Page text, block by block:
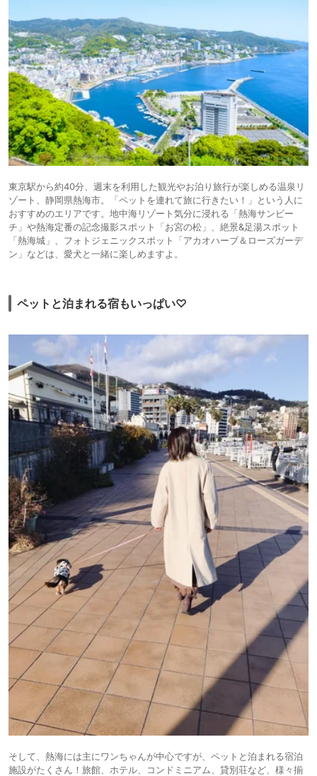
東京駅から約40分、週末を利用した観光やお泊り旅行が楽しめる温泉リ
ゾート、静岡県熱海市。「ペットを連れて旅に行きたい！」という人に
おすすめのエリアです。地中海リゾート気分に浸れる「熱海サンビー
チ」や熱海定番の記念撮影スポット「お宮の松」、絶景&足湯スポット
「熱海城」、フォトジェニックスポット「アカオハーブ＆ローズガーデ
ン」などは、愛犬と一緒に楽しめますよ。
ペットと泊まれる宿もいっぱい♡
そして、熱海には主にワンちゃんが中心ですが、ペットと泊まれる宿泊
施設がたくさん！旅館、ホテル、コンドミニアム、貸別荘など、様々揃